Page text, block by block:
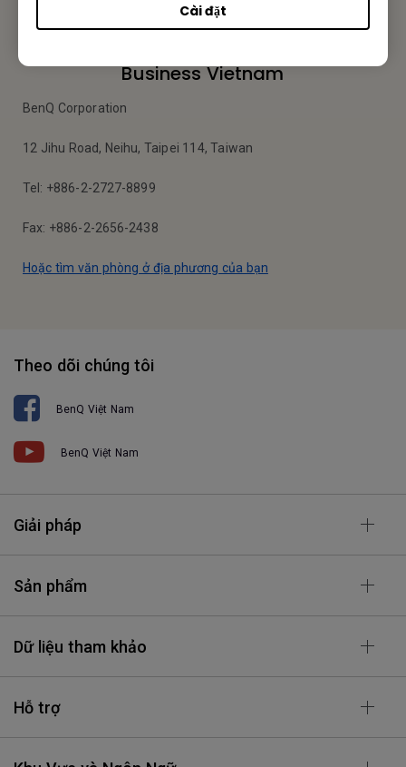
Cài đặt
Business Vietnam
BenQ Corporation
12 Jihu Road, Neihu, Taipei 114, Taiwan
Tel: +886-2-2727-8899
Fax: +886-2-2656-2438
Hoặc tìm văn phòng ở địa phương của bạn
Theo dõi chúng tôi
BenQ Việt Nam
BenQ Việt Nam
Giải pháp
Sản phẩm
Dữ liệu tham khảo
Hỗ trợ